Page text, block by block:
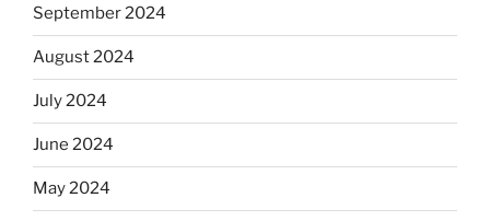
September 2024
August 2024
July 2024
June 2024
May 2024